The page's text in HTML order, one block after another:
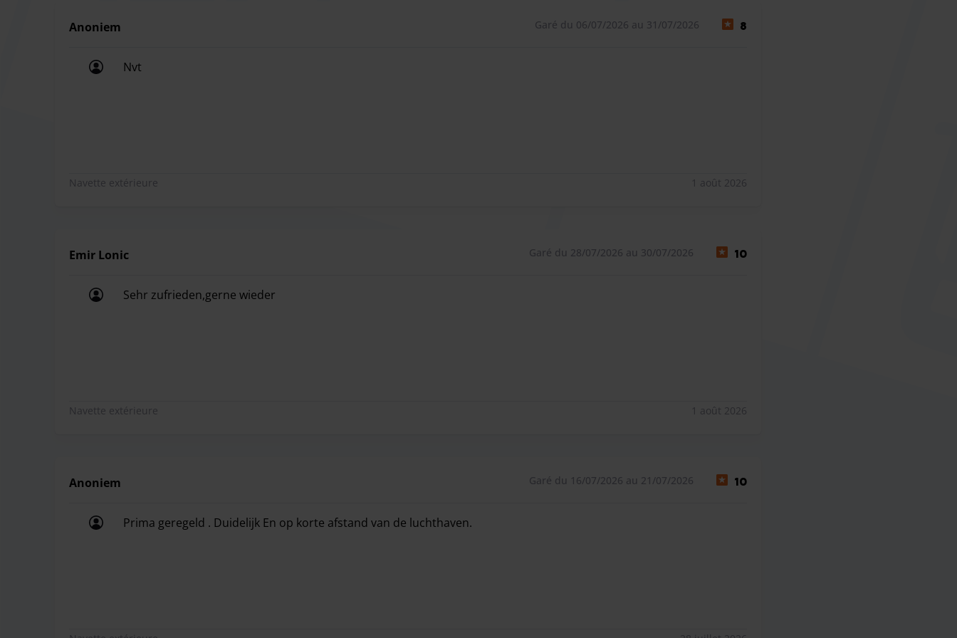
Anoniem Garé du 06/07/2026 au 31/07/2026 8
Nvt
Navette extérieure 1 août 2026
Emir Lonic Garé du 28/07/2026 au 30/07/2026 10
Sehr zufrieden,gerne wieder
Navette extérieure 1 août 2026
Anoniem Garé du 16/07/2026 au 21/07/2026 10
Prima geregeld . Duidelijk En op korte afstand van de luchthaven.